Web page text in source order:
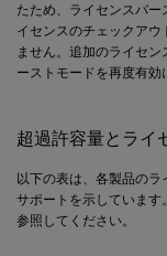
たため、ライセンスバ
イセンスのチェックア
ません。追加のライセ
ーストモードを再度有効
超過許容量とライ
以下の表は、各製品の
サポートを示しています
参照してください。